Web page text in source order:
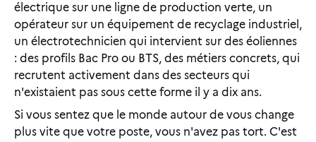
électrique sur une ligne de production verte, un
opérateur sur un équipement de recyclage industriel,
un électrotechnicien qui intervient sur des éoliennes
: des profils Bac Pro ou BTS, des métiers concrets, qui
recrutent activement dans des secteurs qui
n'existaient pas sous cette forme il y a dix ans.
Si vous sentez que le monde autour de vous change
plus vite que votre poste, vous n'avez pas tort. C'est